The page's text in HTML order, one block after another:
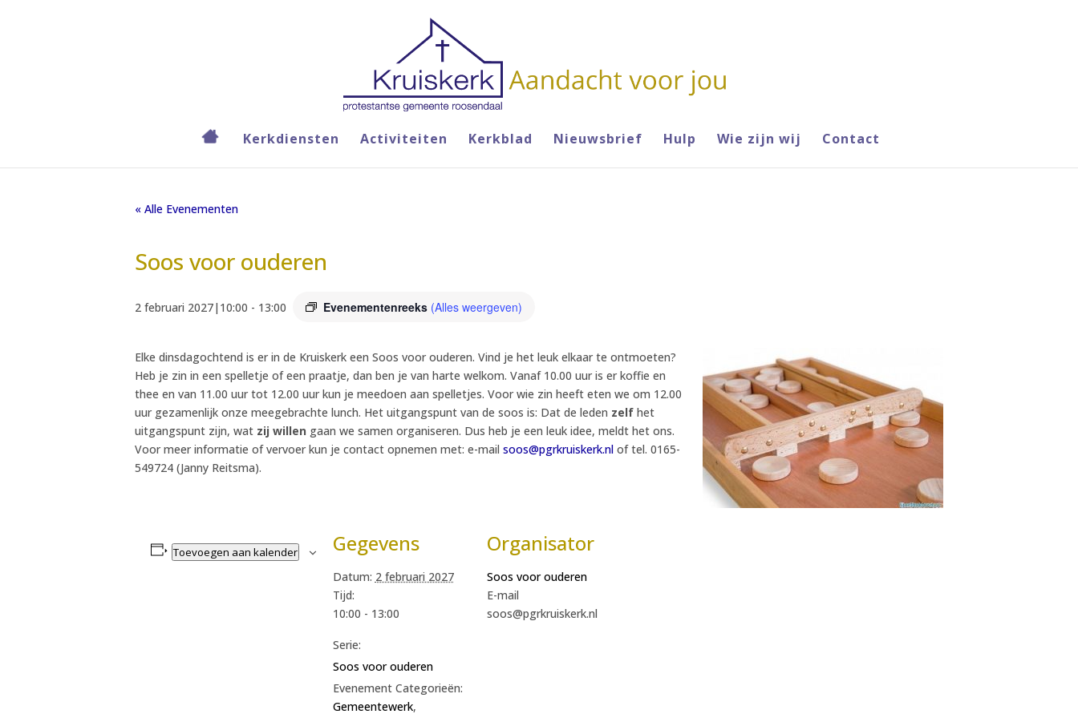
Kerkdiensten Activiteiten Kerkblad Nieuwsbrief Hulp Wie zijn wij Contact
« Alle Evenementen
Soos voor ouderen
2 februari 2027|10:00 - 13:00 Evenementenreeks (Alles weergeven)
Elke dinsdagochtend is er in de Kruiskerk een Soos voor ouderen. Vind je het leuk elkaar te ontmoeten?
Heb je zin in een spelletje of een praatje, dan ben je van harte welkom. Vanaf 10.00 uur is er koffie en
thee en van 11.00 uur tot 12.00 uur kun je meedoen aan spelletjes. Voor wie zin heeft eten we om 12.00
uur gezamenlijk onze meegebrachte lunch. Het uitgangspunt van de soos is: Dat de leden zelf het
uitgangspunt zijn, wat zij willen gaan we samen organiseren. Dus heb je een leuk idee, meldt het ons.
Voor meer informatie of vervoer kun je contact opnemen met: e-mail soos@pgrkruiskerk.nl of tel. 0165-
549724 (Janny Reitsma).
Toevoegen aan kalender Gegevens
Datum: 2 februari 2027
Tijd:
10:00 - 13:00
Serie:
Soos voor ouderen
Evenement Categorieën:
Gemeentewerk,
Organisator
Soos voor ouderen
E-mail
soos@pgrkruiskerk.nl